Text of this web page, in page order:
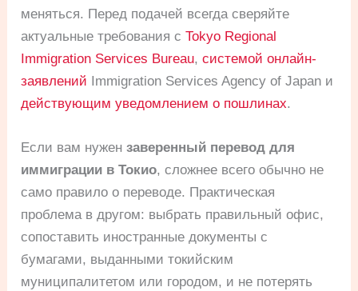
меняться. Перед подачей всегда сверяйте
актуальные требования сTokyo Regional
Immigration Services Bureau,системой онлайн-
заявлений Immigration Services Agency of Japan и
действующим уведомлением о пошлинах.
Если вам нужензаверенный перевод для
иммиграции в Токио, сложнее всего обычно не
само правило о переводе. Практическая
проблема в другом: выбрать правильный офис,
сопоставить иностранные документы с
бумагами, выданными токийским
муниципалитетом или городом, и не потерять